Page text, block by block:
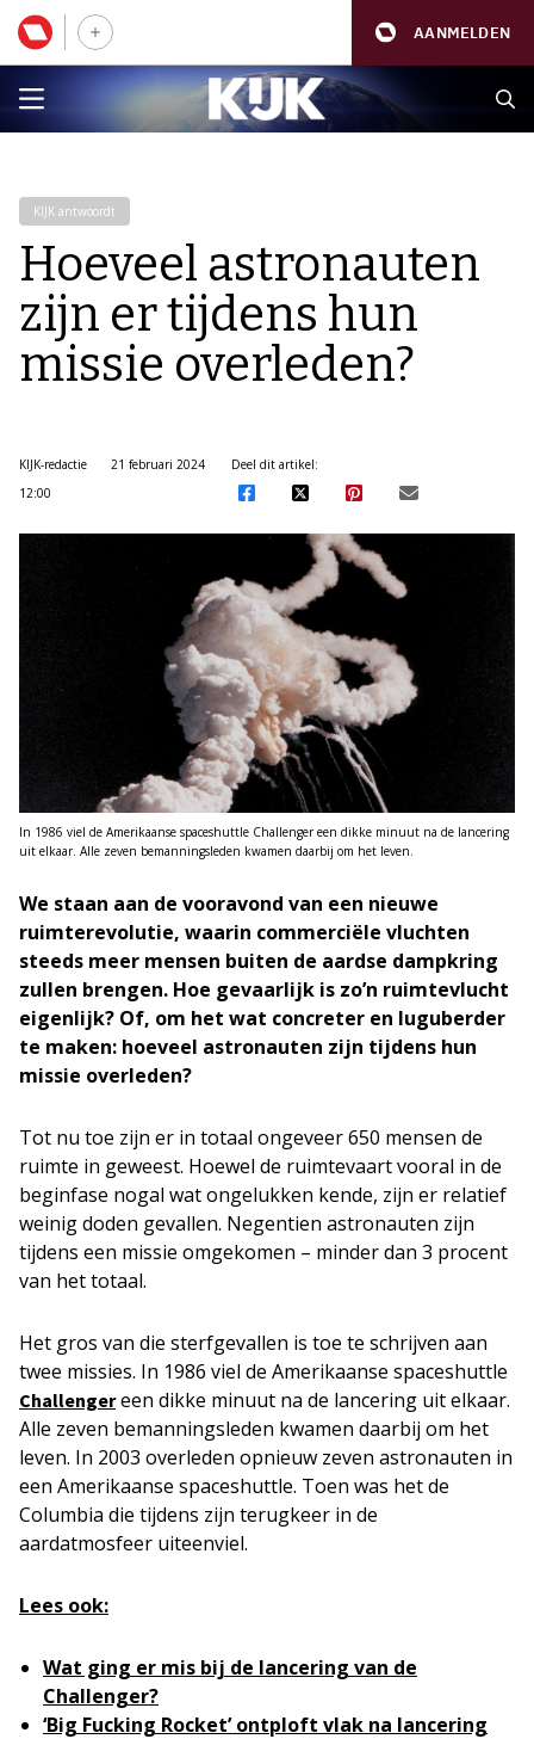
AANMELDEN
KIJK antwoordt
Hoeveel astronauten
zijn er tijdens hun
missie overleden?
KIJK-redactie
21 februari 2024
12:00
Deel dit artikel:
In 1986 viel de Amerikaanse spaceshuttle Challenger een dikke minuut na de lancering
uit elkaar. Alle zeven bemanningsleden kwamen daarbij om het leven.
We staan aan de vooravond van een nieuwe
ruimterevolutie, waarin commerciële vluchten
steeds meer mensen buiten de aardse dampkring
zullen brengen. Hoe gevaarlijk is zo’n ruimtevlucht
eigenlijk? Of, om het wat concreter en luguberder
te maken: hoeveel astronauten zijn tijdens hun
missie overleden?
Tot nu toe zijn er in totaal ongeveer 650 mensen de
ruimte in geweest. Hoewel de ruimtevaart vooral in de
beginfase nogal wat ongelukken kende, zijn er relatief
weinig doden gevallen. Negentien astronauten zijn
tijdens een missie omgekomen – minder dan 3 procent
van het totaal.
Het gros van die sterfgevallen is toe te schrijven aan
twee missies. In 1986 viel de Amerikaanse spaceshuttle
Challengereen dikke minuut na de lancering uit elkaar.
Alle zeven bemanningsleden kwamen daarbij om het
leven. In 2003 overleden opnieuw zeven astronauten in
een Amerikaanse spaceshuttle. Toen was het de
Columbia die tijdens zijn terugkeer in de
aardatmosfeer uiteenviel.
Lees ook:
Wat ging er mis bij de lancering van de
Challenger?
‘Big Fucking Rocket’ ontploft vlak na lancering